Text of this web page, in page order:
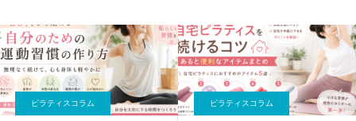
ピラティスコラム ピラティスコラム